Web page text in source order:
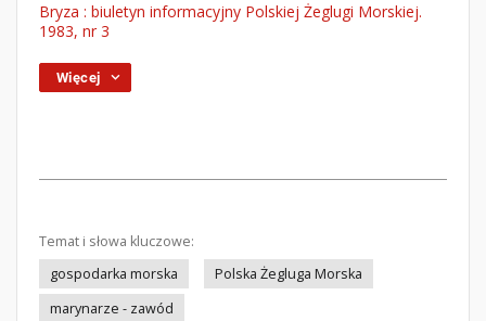
Bryza : biuletyn informacyjny Polskiej Żeglugi Morskiej.
1983, nr 3
Więcej
Temat i słowa kluczowe:
gospodarka morska
Polska Żegluga Morska
marynarze - zawód